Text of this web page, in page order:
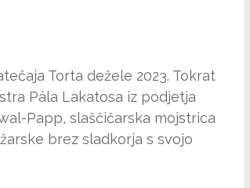
Torta dežele 2023. Tokrat
Pála Lakatosa iz podjetja
Papp, slaščičarska mojstrica
brez sladkorja s svojo